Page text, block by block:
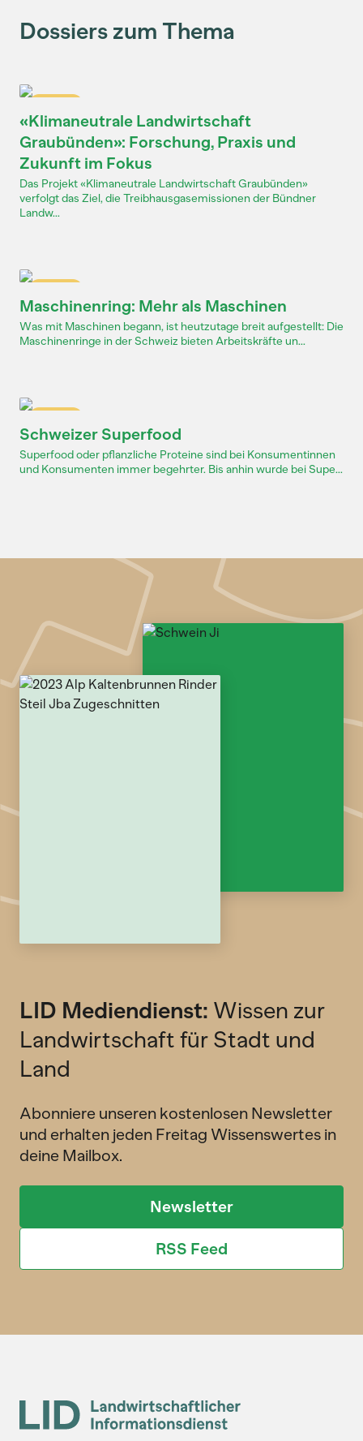
Dossiers zum Thema
«Klimaneutrale Landwirtschaft
Graubünden»: Forschung, Praxis und
Zukunft im Fokus
Das Projekt «Klimaneutrale Landwirtschaft Graubünden»
verfolgt das Ziel, die Treibhausgasemissionen der Bündner
Landw...
Maschinenring: Mehr als Maschinen
Was mit Maschinen begann, ist heutzutage breit aufgestellt: Die
Maschinenringe in der Schweiz bieten Arbeitskräfte un...
Schweizer Superfood
Superfood oder pflanzliche Proteine sind bei Konsumentinnen
und Konsumenten immer begehrter. Bis anhin wurde bei Supe...
LID Mediendienst: Wissen zur
Landwirtschaft für Stadt und
Land
Abonniere unseren kostenlosen Newsletter
und erhalten jeden Freitag Wissenswertes in
deine Mailbox.
Newsletter
RSS Feed